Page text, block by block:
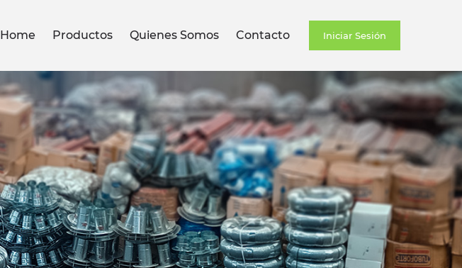
Home Productos Quienes Somos Contacto Iniciar Sesión